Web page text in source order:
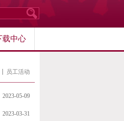
载中心
员工活动
2023-05-09
2023-03-31